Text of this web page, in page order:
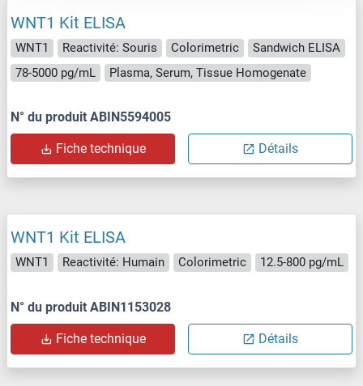
WNT1 Kit ELISA
WNT1 Reactivité: Souris Colorimetric
Sandwich ELISA
78-5000 pg/mL
Plasma, Serum, Tissue Homogenate
N° du produit ABIN5594005
Fiche technique Détails
WNT1 Kit ELISA
WNT1 Reactivité: Humain Colorimetric 12.5-800 pg/mL
N° du produit ABIN1153028
Fiche technique Détails